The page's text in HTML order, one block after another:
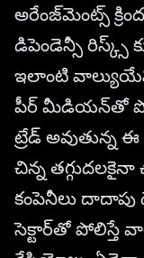
అరేంజ్‌మెంట్స్
డిపెండెన్సీ
ఇలాంటి
పీర్ మీడియన్‌తో
ట్రేడ్
చిన్న
కంపెనీలు దాదాపు
సెక్టార్‌తో పోలిస్తే